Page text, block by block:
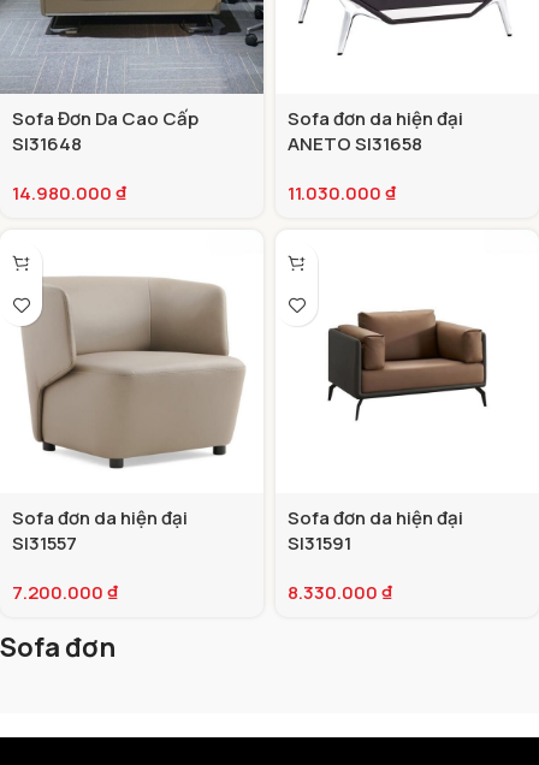
Sofa Đơn Da Cao Cấp
SI31648
14.980.000₫
Sofa đơn da hiện đại
ANETO SI31658
11.030.000₫
Sofa đơn da hiện đại
SI31557
7.200.000₫
Sofa đơn da hiện đại
SI31591
8.330.000₫
Sofa đơn